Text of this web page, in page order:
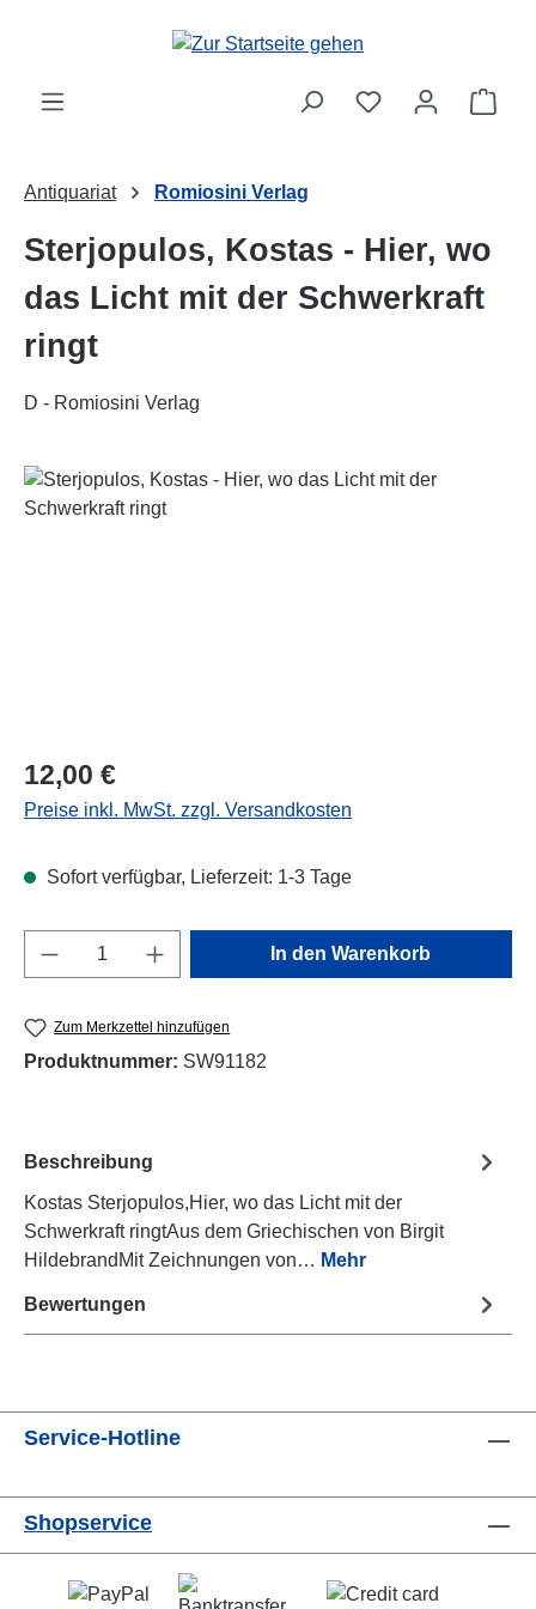
Zum Hauptinhalt springen
Antiquariat Romiosini Verlag
Sterjopulos, Kostas - Hier, wo
das Licht mit der Schwerkraft
ringt
D - Romiosini Verlag
Bildergalerie überspringen
Regulärer Preis:
12,00 €
Preise inkl. MwSt. zzgl. Versandkosten
Sofort verfügbar, Lieferzeit: 1-3 Tage
Produkt Anzahl: Gib den gewünschten
In den Warenkorb
Zum Merkzettel hinzufügen
Produktnummer: SW91182
Beschreibung
Kostas Sterjopulos,Hier, wo das Licht mit der
Schwerkraft ringtAus dem Griechischen von Birgit
HildebrandMit Zeichnungen von… Mehr
Bewertungen
Service-Hotline
Shopservice